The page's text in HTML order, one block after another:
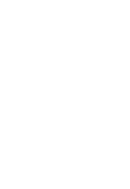
し、必須項目を
ませんので、ご